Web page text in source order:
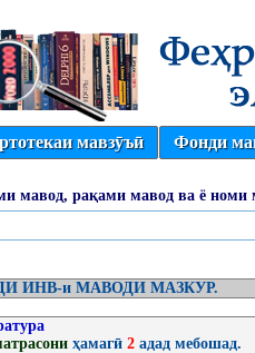
мавзӯъӣ Фонди
мавод, рақами мавод ва ё номи
ИНВ-и МАВОДИ МАЗКУР.
ҳамагӣ 2адад мебошад.